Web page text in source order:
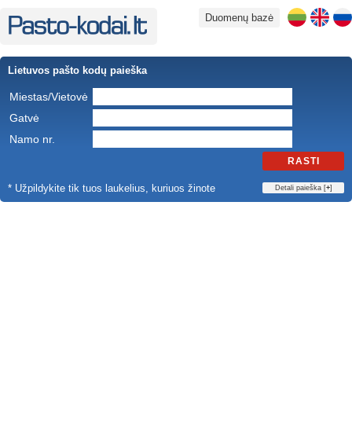
Duomenų bazė
Lietuvos pašto kodų paieška
Miestas/Vietovė
Gatvė
Namo nr.
RASTI
* Užpildykite tik tuos laukelius, kuriuos žinote Detali paieška [+]